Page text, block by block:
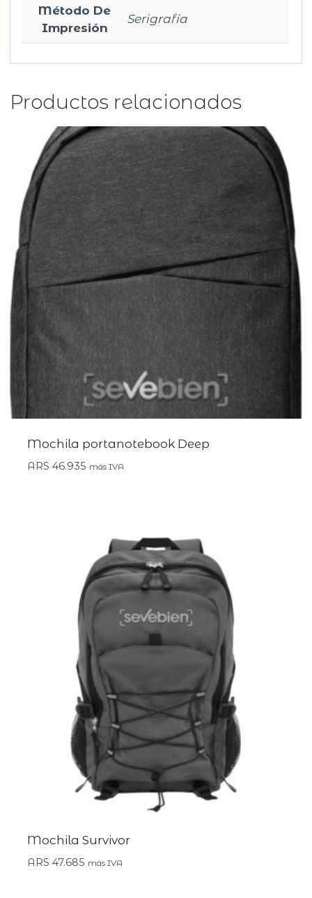
Método De
Impresión
Serigrafía
Productos relacionados
Mochila portanotebook Deep
ARS 46.935 más IVA
Mochila Survivor
ARS 47.685 más IVA